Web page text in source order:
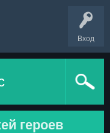
Вход
героев